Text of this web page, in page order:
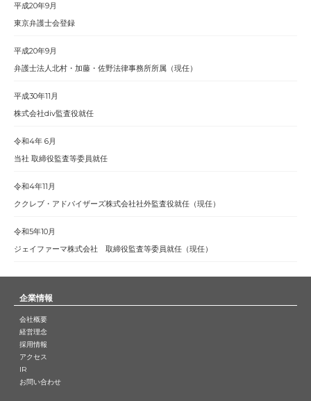
平成20年9月
東京弁護士会登録
平成20年9月
弁護士法人北村・加藤・佐野法律事務所所属（現任）
平成30年11月
株式会社div監査役就任
令和4年 6月
当社 取締役監査等委員就任
令和4年11月
ククレブ・アドバイザーズ株式会社社外監査役就任（現任）
令和5年10月
ジェイファーマ株式会社 取締役監査等委員就任（現任）
企業情報
会社概要
経営理念
採用情報
アクセス
IR
お問い合わせ